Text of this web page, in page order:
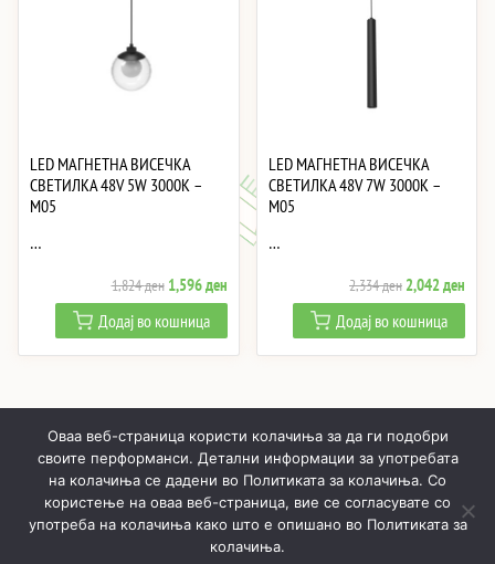
LED МАГНЕТНА ВИСЕЧКА
СВЕТИЛКА 48V 5W 3000K –
M05
…
1,824ден Original
price
was:
1,824 ден.
1,596денCurrent
price
is:
1,596 ден.
Додај во кошница
LED МАГНЕТНА ВИСЕЧКА
СВЕТИЛКА 48V 7W 3000K –
M05
…
2,334ден Original
price
was:
2,334 ден.
2,042ден
price
is:
Додај во кошница
ПОЧНУВАЈЌИ ПРОИЗВОДИ МОЈ ПРОФИЛ
КОШНИЧКА
РЕАЛИЗИРАНИ ПРОЕКТИ
ЗА НАС
Оваа веб-страница користи колачиња за да ги подобри
своите перформанси. Детални информации за употребата
на колачиња се дадени во Политиката за колачиња. Со
користење на оваа веб-страница, вие се согласувате со
употреба на колачиња како што е опишано во Политиката за
колачиња.